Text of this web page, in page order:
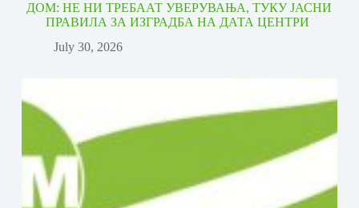
ДОМ: НЕ НИ ТРЕБААТ УВЕРУВАЊА, ТУКУ ЈАСНИ
ПРАВИЛА ЗА ИЗГРАДБА НА ДАТА ЦЕНТРИ
July 30, 2026